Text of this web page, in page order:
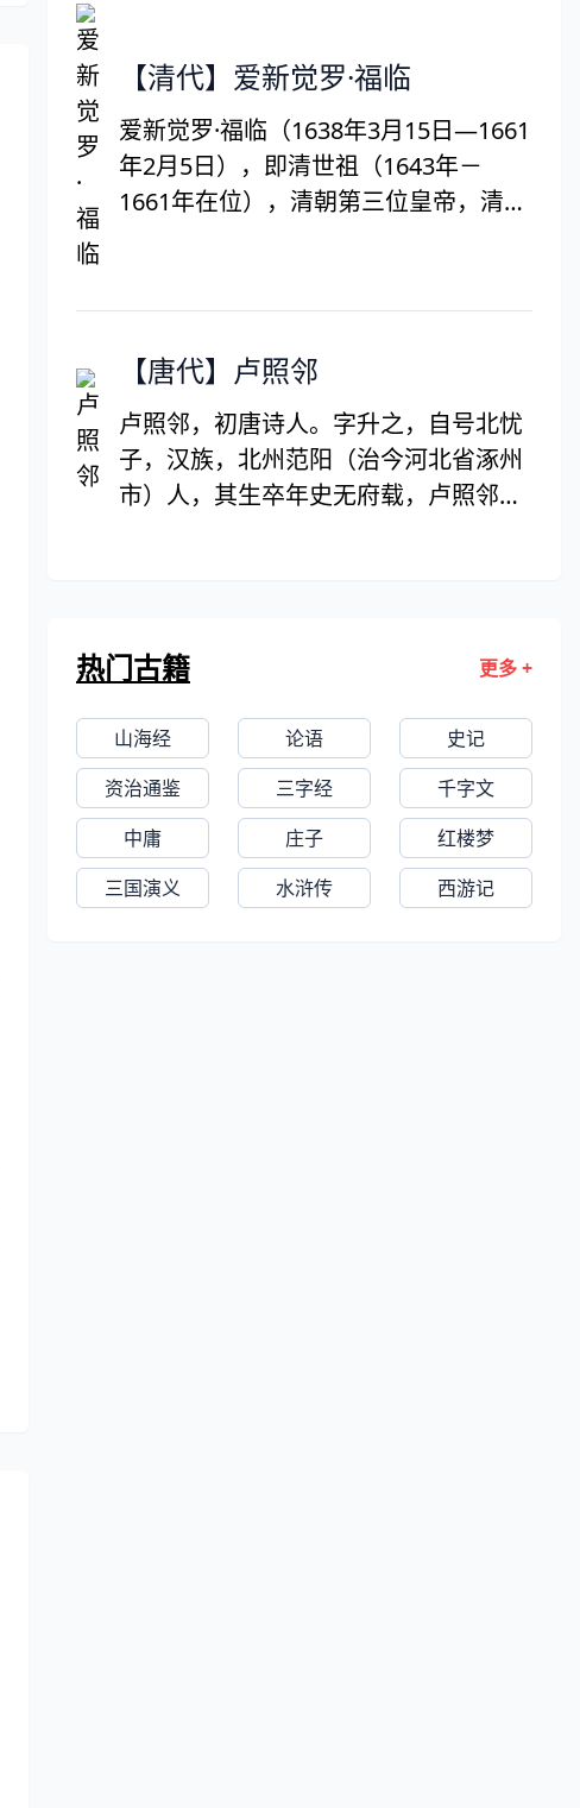
【清代】爱新觉罗·福临
爱新觉罗·福临（1638年3月15日—1661
年2月5日），即清世祖（1643年－
1661年在位），清朝第三位皇帝，清朝
博尔济吉特氏。年号顺治，在位十八
崩，终年24岁。庙号世祖，谥号体天隆
运定统建极英睿钦文显武大德弘功至仁
纯孝章皇帝，葬于清东陵之孝陵，遗诏
传位第三子玄烨。
【唐代】卢照邻
卢照邻，初唐诗人。字升之，自号北忧
子，汉族，北州范阳（治今河北省涿州
市）人，其生卒年史无府载，卢照邻望
卷本的《卢升之集》、府张燮辑注的
文，以歌行体为佳，不少佳句传颂不
绝，如“得成比目何辞死，愿作鸳鸯不羡
仙”等，更被后人誉为经典。
热门古籍 更多 +
山海经 论语
史记
资治通鉴
三字经
千字文
中庸
庄子
红楼梦
三国演义
水浒传 西游记